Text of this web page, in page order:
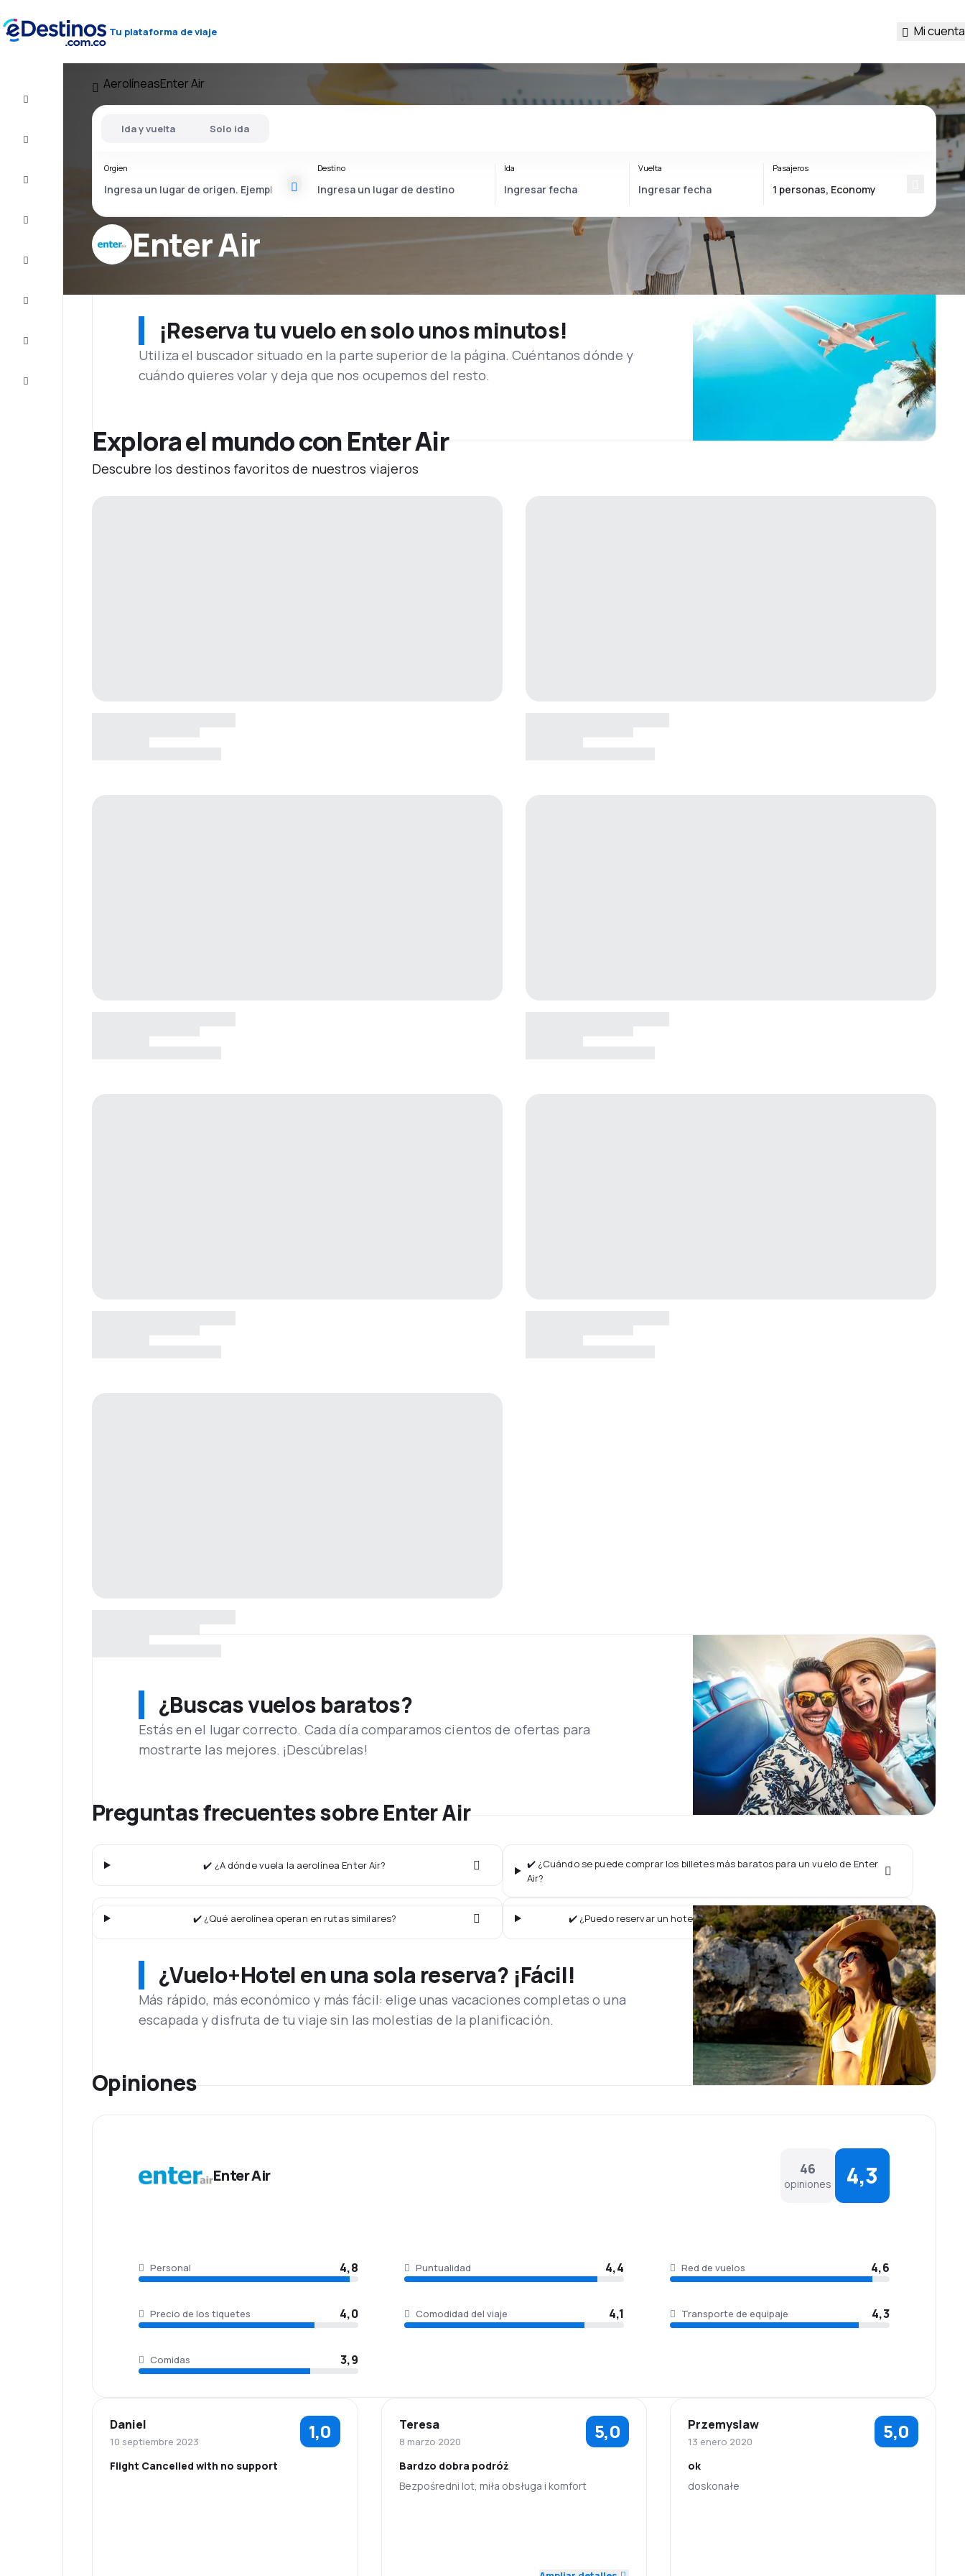
Tu plataforma de viaje Mi cuenta
Completa
AerolíneasEnter Air
Enter Air
Ida y vuelta Solo ida
Orgien Destino Ida Vuelta Pasajeros
¡Reserva tu vuelo en solo unos minutos!
Utiliza el buscador situado en la parte superior de la página. Cuéntanos dónde y
cuándo quieres volar y deja que nos ocupemos del resto.
Explora el mundo con Enter Air
Descubre los destinos favoritos de nuestros viajeros
¿Buscas vuelos baratos?
Estás en el lugar correcto. Cada día comparamos cientos de ofertas para
mostrarte las mejores. ¡Descúbrelas!
Preguntas frecuentes sobre Enter Air
✔️ ¿A dónde vuela la aerolínea Enter Air?
✔️ ¿Cuándo se puede comprar los billetes más baratos para un vuelo de Enter
Air?
✔️ ¿Qué aerolínea operan en rutas similares? ✔️ ¿Puedo reservar un hotel junto con un vuelo de Enter Air?
¿Vuelo+Hotel en una sola reserva? ¡Fácil!
Más rápido, más económico y más fácil: elige unas vacaciones completas o una
escapada y disfruta de tu viaje sin las molestias de la planificación.
Opiniones
Enter Air 46
opiniones 4,3
Personal 4,8 Puntualidad 4,4 Red de vuelos 4,6
Precio de los tiquetes 4,0 Comodidad del viaje 4,1 Transporte de equipaje 4,3
Comidas 3,9
Daniel
10 septiembre 2023 1,0
Flight Cancelled with no support
Teresa
8 marzo 2020 5,0
Bardzo dobra podróż
Bezpośredni lot, miła obsługa i komfort
Przemyslaw
13 enero 2020 5,0
ok
doskonałe